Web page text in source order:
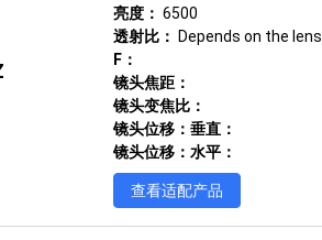
亮度： 6500
透射比：
Depends on the lens
F：
镜头焦距：
镜头变焦比：
镜头位移：垂直：
镜头位移：水平：
查看适配产品